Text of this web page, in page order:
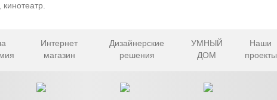
Интернет
магазин
Дизайнерские
решения
УМНЫЙ
ДОМ
Наши
проекты